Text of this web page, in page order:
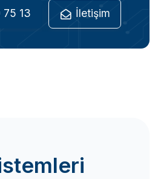
13 İletişim